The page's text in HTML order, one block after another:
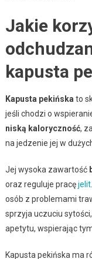
Jakie
kapusta
Kapusta pekińska to
jeśli chodzi o
niską kaloryczność,
na jedzenie jej w
Jej wysoka zawartość
oraz reguluje pracęjelit
osób z problemami
sprzyja uczuciu
apetytu, wspierając
Kapusta pekińska ma